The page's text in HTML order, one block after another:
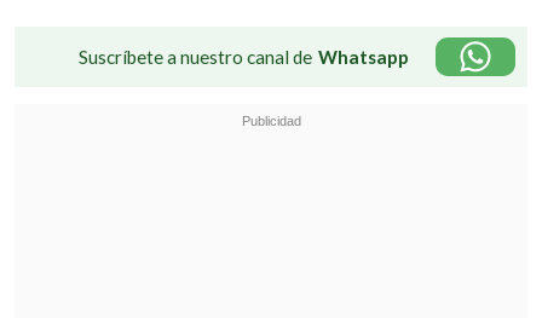
Suscríbete a nuestro canal de Whatsapp